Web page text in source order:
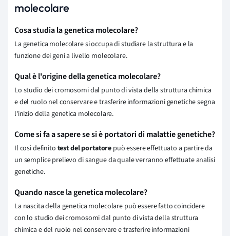
molecolare
Cosa studia la genetica molecolare?
La genetica molecolare si occupa di studiare la struttura e la
funzione dei geni a livello molecolare.
Qual è l'origine della genetica molecolare?
Lo studio dei cromosomi dal punto di vista della struttura chimica
e del ruolo nel conservare e trasferire informazioni genetiche segna
l'inizio della genetica molecolare.
Come si fa a sapere se si è portatori di malattie genetiche?
Il così definito test del portatore può essere effettuato a partire da
un semplice prelievo di sangue da quale verranno effettuate analisi
genetiche.
Quando nasce la genetica molecolare?
La nascita della genetica molecolare può essere fatto coincidere
con lo studio dei cromosomi dal punto di vista della struttura
chimica e del ruolo nel conservare e trasferire informazioni